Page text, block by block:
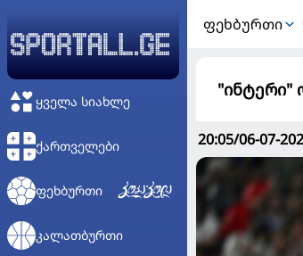
ᲧᲕᲔᲚᲐ ᲡᲘᲐᲮᲚᲔ
ᲥᲐᲠᲗᲕᲔᲚᲔᲑᲘ
ᲤᲔᲮᲑᲣᲠᲗᲘ
ᲙᲐᲚᲐᲗᲑᲣᲠᲗᲘ
ᲤᲔᲮᲑᲣᲠᲗᲘ
"ინტერი"
20:05/06-07-